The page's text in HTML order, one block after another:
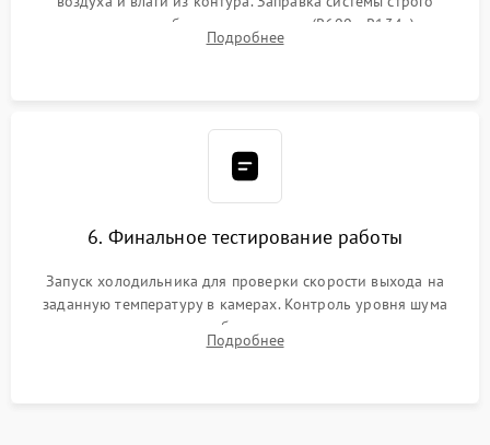
дозированным объемом хладагента (R600a, R134a) по
электронным весам. Контроль рабочего давления в системе.
Подробнее
6. Финальное тестирование работы
Запуск холодильника для проверки скорости выхода на
заданную температуру в камерах. Контроль уровня шума
компрессора, отсутствия обмерзания стенок и корректного
срабатывания системы автоматической оттайки.
Подробнее